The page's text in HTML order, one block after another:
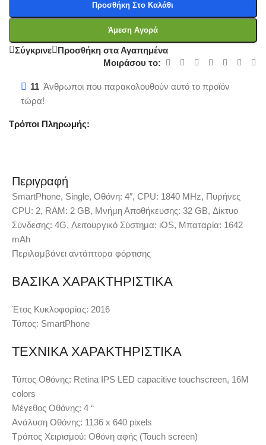
Προσθήκη Στο Καλάθι
Άμεση Αγορά
Σύγκρινε
Προσθήκη στα Αγαπημένα
Μοιράσου το:
11 Άνθρωποι που παρακολουθούν αυτό το προϊόν
τώρα!
Τρόποι Πληρωμής:
Περιγραφή
SmartPhone, Single, Οθόνη: 4″, CPU: 1840 MHz, Πυρήνες
CPU: 2, RAM: 2 GB, Μνήμη Αποθήκευσης: 32 GB, Δίκτυο
Σύνδεσης: 4G, Λειτουργικό Σύστημα: iOS, Μπαταρία: 1642
mAh
Περιλαμβάνει αντάπτορα φόρτισης
ΒΑΣΙΚΑ ΧΑΡΑΚΤΗΡΙΣΤΙΚΑ
Έτος Κυκλοφορίας: 2016
Τύπος: SmartPhone
ΤΕΧΝΙΚΑ ΧΑΡΑΚΤΗΡΙΣΤΙΚΑ
Τύπος Οθόνης: Retina IPS LED capacitive touchscreen, 16M
colors
Μέγεθος Οθόνης: 4 “
Ανάλυση Οθόνης: 1136 x 640 pixels
Τρόπος Χειρισμού: Οθόνη αφής (Touch screen)